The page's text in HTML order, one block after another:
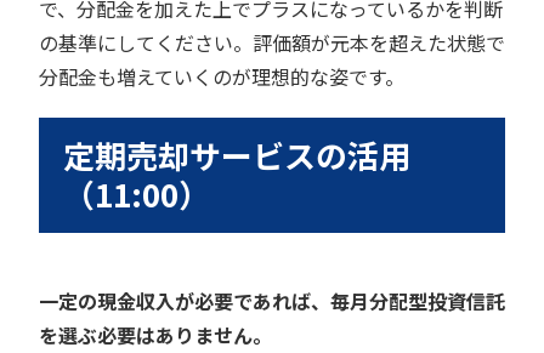
で、分配金を加えた上でプラスになっているかを判断
の基準にしてください。評価額が元本を超えた状態で
分配金も増えていくのが理想的な姿です。
定期売却サービスの活用
（11:00）
一定の現金収入が必要であれば、毎月分配型投資信託
を選ぶ必要はありません。